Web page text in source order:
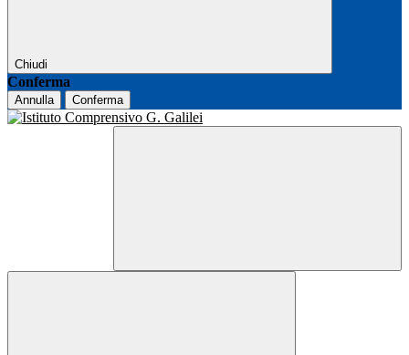
Chiudi
Conferma
Annulla Conferma